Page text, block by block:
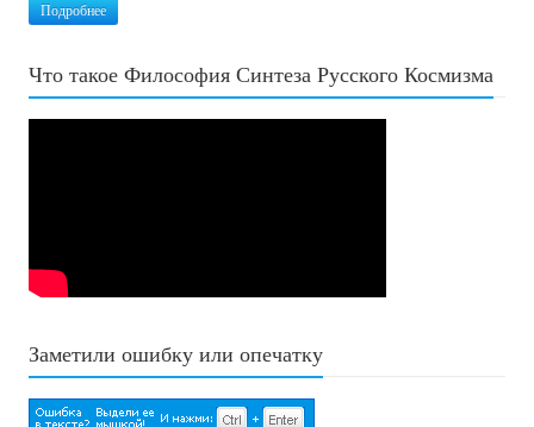
Подробнее
Что такое Философия Синтеза Русского Космизма
Заметили ошибку или опечатку